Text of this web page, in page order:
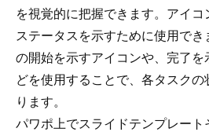
を視覚的に把握できます。アイ
ステータスを示すために使用で
の開始を示すアイコンや、完了
どを使用することで、各タスク
ります。
パワポ上でスライドテンプレー